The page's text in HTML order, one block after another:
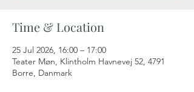
Time & Location
25 Jul 2026, 16:00 – 17:00
Teater Møn, Klintholm Havnevej 52, 4791
Borre, Danmark